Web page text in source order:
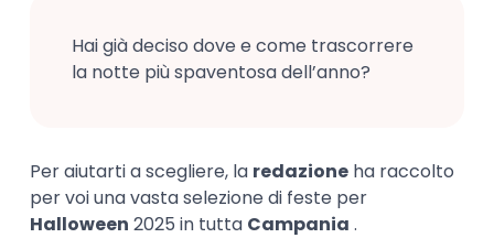
Hai già deciso dove e come trascorrere
la notte più spaventosa dell’anno?
Per aiutarti a scegliere, la redazione ha raccolto
per voi una vasta selezione di feste per
Halloween 2025 in tutta Campania .